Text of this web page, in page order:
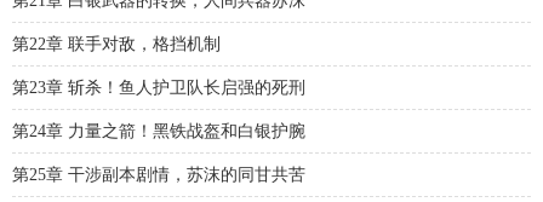
第22章 联手对敌，格挡机制
第23章 斩杀！鱼人护卫队长启强的死刑
第24章 力量之箭！黑铁战盔和白银护腕
第25章 干涉副本剧情，苏沫的同甘共苦